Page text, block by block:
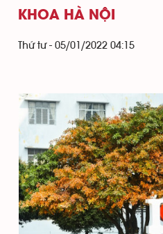
KHOA HÀ NỘI
Thứ tư - 05/01/2022 04:15